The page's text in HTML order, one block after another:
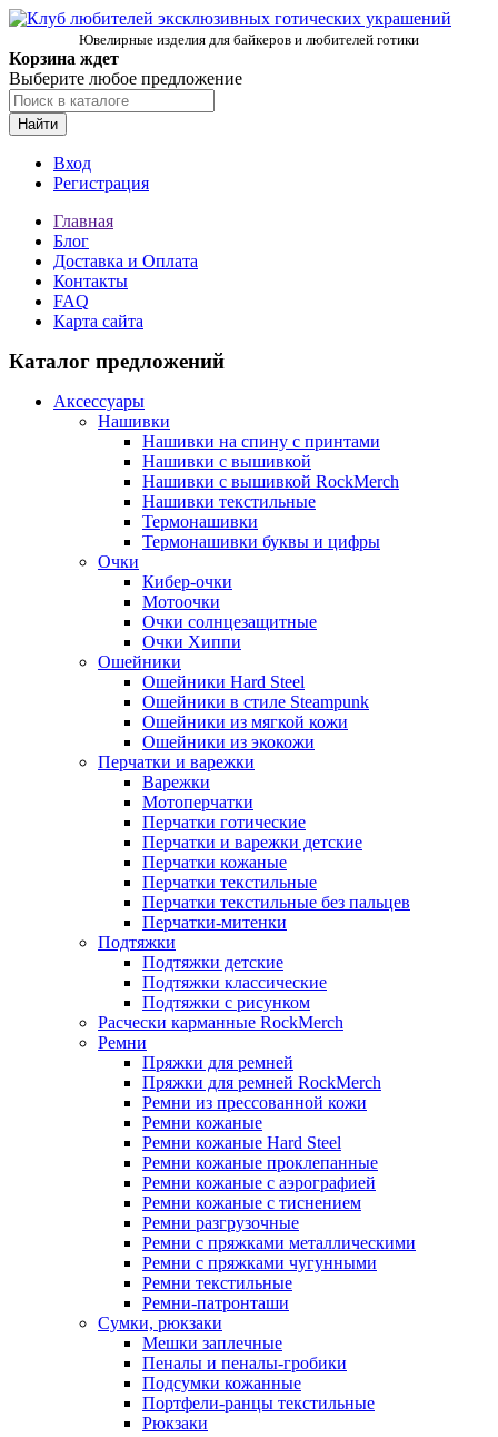
Ювелирные изделия для байкеров и любителей готики
Корзина ждет
Выберите любое предложение
Найти
Вход
Регистрация
Главная
Блог
Доставка и Оплата
Контакты
FAQ
Карта сайта
Каталог предложений
Аксессуары
Нашивки
Нашивки на спину с принтами
Нашивки с вышивкой
Нашивки с вышивкой RockMerch
Нашивки текстильные
Термонашивки
Термонашивки буквы и цифры
Очки
Кибер-очки
Мотоочки
Очки солнцезащитные
Очки Хиппи
Ошейники
Ошейники Hard Steel
Ошейники в стиле Steampunk
Ошейники из мягкой кожи
Ошейники из экокожи
Перчатки и варежки
Варежки
Мотоперчатки
Перчатки готические
Перчатки и варежки детские
Перчатки кожаные
Перчатки текстильные
Перчатки текстильные без пальцев
Перчатки-митенки
Подтяжки
Подтяжки детские
Подтяжки классические
Подтяжки с рисунком
Расчески карманные RockMerch
Ремни
Пряжки для ремней
Пряжки для ремней RockMerch
Ремни из прессованной кожи
Ремни кожаные
Ремни кожаные Hard Steel
Ремни кожаные проклепанные
Ремни кожаные с аэрографией
Ремни кожаные с тиснением
Ремни разгрузочные
Ремни с пряжками металлическими
Ремни с пряжками чугунными
Ремни текстильные
Ремни-патронташи
Сумки, рюкзаки
Мешки заплечные
Пеналы и пеналы-гробики
Подсумки кожанные
Портфели-ранцы текстильные
Рюкзаки